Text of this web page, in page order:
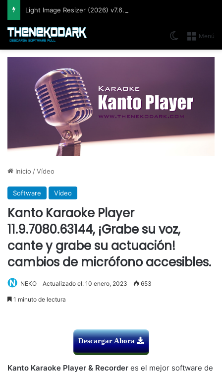
Menú
Switch skin
Inicio /Vídeo
Software Vídeo
Kanto Karaoke Player
11.9.7080.63144, ¡Grabe su voz,
cante y grabe su actuación!
cambios de micrófono accesibles.
NEKO Actualizado el: 10 enero, 2023 653
1 minuto de lectura
Descargar Ahora
Kanto Karaoke Player & Recorder es el mejor software de